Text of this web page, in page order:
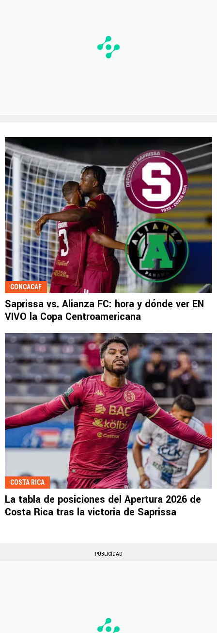
CONCACAF
Saprissa vs. Alianza FC: hora y dónde ver EN
VIVO la Copa Centroamericana
COSTA RICA
La tabla de posiciones del Apertura 2026 de
Costa Rica tras la victoria de Saprissa
PUBLICIDAD